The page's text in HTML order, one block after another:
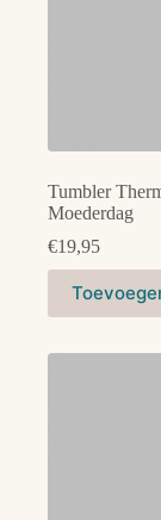
Tumbler
Moederdag
€19,95